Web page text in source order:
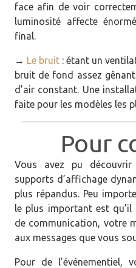
face afin de voir
luminosité affecte
final.
→ Le bruit : étant un
bruit de fond assez
d’air constant. Une
faite pour les modèles les
Pour
Vous avez pu
supports d’affichage
plus répandus. Peu
le plus important est
de communication, votre
aux messages que vous
Pour de l’événementiel,